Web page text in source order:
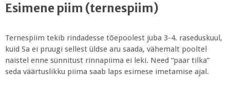
Esimene piim (ternespiim)
Ternespiim tekib rindadesse tõepoolest juba 3-4. raseduskuul,
kuid Sa ei pruugi sellest üldse aru saada, vähemalt pooltel
naistel enne sünnitust rinnapiima ei leki. Need “paar tilka”
seda väärtuslikku piima saab laps esimese imetamise ajal.